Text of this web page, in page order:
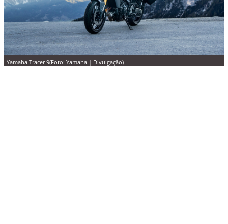
Yamaha Tracer 9(Foto: Yamaha | Divulgação)